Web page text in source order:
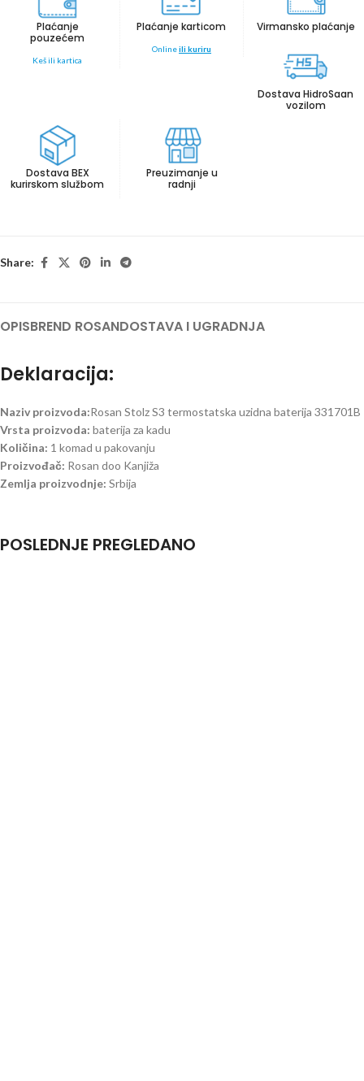
Plaćanje
pouzećem
Keš ili kartica
Plaćanje karticom
Onlineili kuriru
Virmansko plaćanje
Dostava HidroSaan
vozilom
Dostava BEX
kurirskom službom
Preuzimanje u
radnji
Share:
OPISBREND ROSANDOSTAVA I UGRADNJA
Deklaracija:
Naziv proizvoda:Rosan Stolz S3 termostatska uzidna baterija 331701B
Vrsta proizvoda: baterija za kadu
Količina: 1 komad u pakovanju
Proizvođač: Rosan doo Kanjiža
Zemlja proizvodnje: Srbija
POSLEDNJE PREGLEDANO